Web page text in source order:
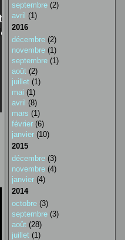
septembre (2)
avril (1)
2016
décembre (2)
novembre (1)
septembre (1)
août (2)
juillet (1)
mai (1)
avril (8)
mars (1)
février (6)
janvier (10)
2015
décembre (3)
novembre (4)
janvier (4)
2014
octobre (3)
septembre (3)
août (28)
juillet (1)